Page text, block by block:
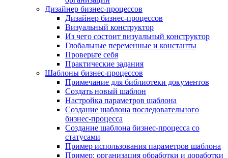
Дизайнер бизнес-процессов
Дизайнер бизнес-процессов
Визуальный конструктор
Из чего состоит визуальный конструктор
Глобальные переменные и константы
Проверьте себя
Практические задания
Шаблоны бизнес-процессов
Примечание для библиотеки документов
Создать новый шаблон
Настройка параметров шаблона
Создание шаблона последовательного
бизнес-процесса
Создание шаблона бизнес-процесса со
статусами
Пример использования параметров шаблона
Пример: организация обработки и доработки